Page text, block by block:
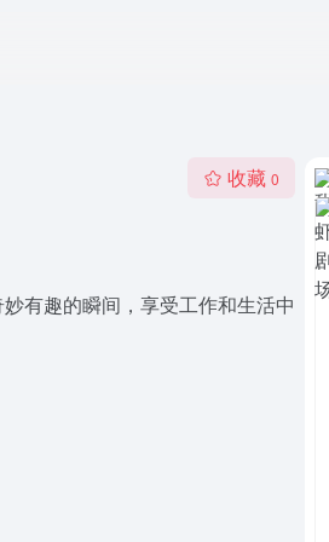
收藏 0
有趣的瞬间，享受工作和生活中